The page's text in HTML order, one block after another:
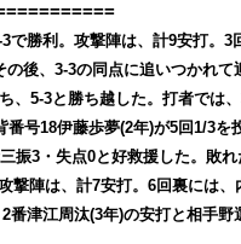
で勝利。攻撃陣は、計9安打。
後、3-3の同点に追いつかれ
、5-3と勝ち越した。打者では
号18伊藤歩夢(2年)が5回1/3
振3・失点0と好救援した。敗
撃陣は、計7安打。6回裏には
番津江周汰(3年)の安打と相手